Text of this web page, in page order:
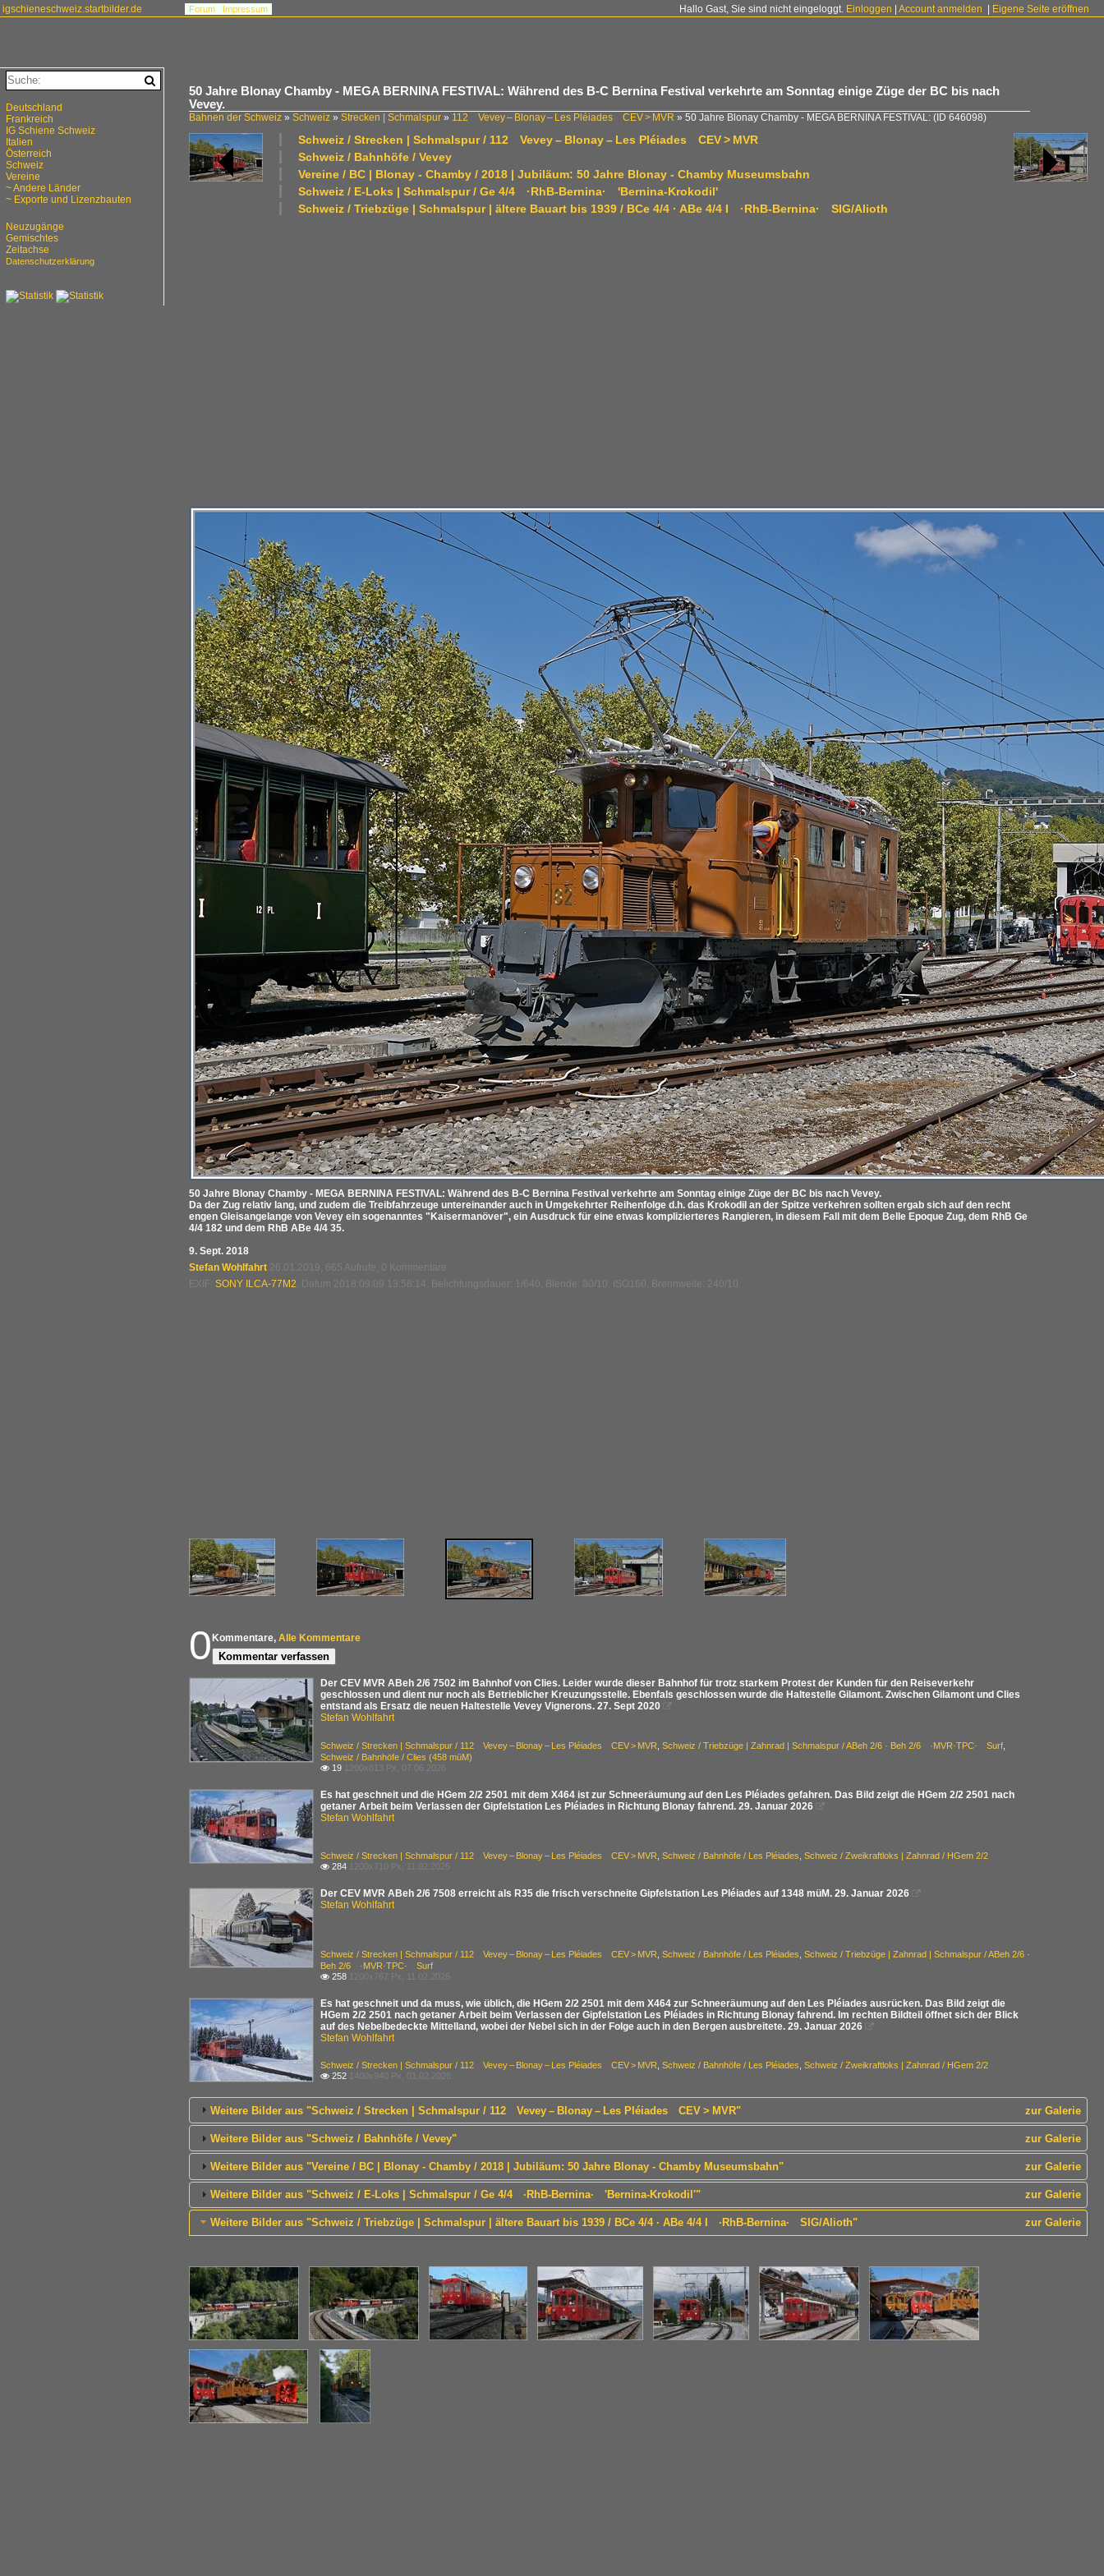
igschieneschweiz.startbilder.de Hallo Gast, Sie sind nicht eingeloggt. Einloggen Account anmelden Eigene Seite eröffnen
Forum Impressum
50 Jahre Blonay Chamby - MEGA BERNINA FESTIVAL: Während des B-C Bernina Festival verkehrte am Sonntag einige Züge der BC bis nach
Vevey.
Bahnen der Schweiz » Schweiz » Strecken | Schmalspur » 112 Vevey – Blonay – Les Pléiades CEV > MVR » 50 Jahre Blonay Chamby - MEGA BERNINA FESTIVAL: (ID 646098)
Schweiz / Strecken | Schmalspur / 112 Vevey – Blonay – Les Pléiades CEV > MVR
Schweiz / Bahnhöfe / Vevey
Vereine / BC | Blonay - Chamby / 2018 | Jubiläum: 50 Jahre Blonay - Chamby Museumsbahn
Schweiz / E-Loks | Schmalspur / Ge 4/4 ·RhB-Bernina· 'Bernina-Krokodil'
Schweiz / Triebzüge | Schmalspur | ältere Bauart bis 1939 / BCe 4/4 · ABe 4/4 I ·RhB-Bernina· SIG/Alioth
50 Jahre Blonay Chamby - MEGA BERNINA FESTIVAL: Während des B-C Bernina Festival verkehrte am Sonntag einige Züge der BC bis nach Vevey.
Da der Zug relativ lang, und zudem die Treibfahrzeuge untereinander auch in Umgekehrter Reihenfolge d.h. das Krokodil an der Spitze verkehren sollten ergab sich auf den recht
engen Gleisangelange von Vevey ein sogenanntes "Kaisermanöver", ein Ausdruck für eine etwas komplizierteres Rangieren, in diesem Fall mit dem Belle Epoque Zug, dem RhB Ge
4/4 182 und dem RhB ABe 4/4 35.
9. Sept. 2018
Stefan Wohlfahrt 26.01.2019, 665 Aufrufe, 0 Kommentare
EXIF: SONY ILCA-77M2 , Datum 2018:09:09 13:58:14, Belichtungsdauer: 1/640, Blende: 80/10, ISO160, Brennweite: 240/10
0 Kommentare, Alle Kommentare
Kommentar verfassen
Der CEV MVR ABeh 2/6 7502 im Bahnhof von Clies. Leider wurde dieser Bahnhof für trotz starkem Protest der Kunden für den Reiseverkehr
geschlossen und dient nur noch als Betrieblicher Kreuzungsstelle. Ebenfals geschlossen wurde die Haltestelle Gilamont. Zwischen Gilamont und Clies
entstand als Ersatz die neuen Haltestelle Vevey Vignerons. 27. Sept 2020

Stefan Wohlfahrt
Schweiz / Strecken | Schmalspur / 112 Vevey – Blonay – Les Pléiades CEV > MVR Schweiz / Triebzüge | Zahnrad | Schmalspur / ABeh 2/6 · Beh 2/6 ·MVR·TPC· Surf
Schweiz / Bahnhöfe / Clies (458 müM)
 19 1200x813 Px, 07.06.2026
Es hat geschneit und die HGem 2/2 2501 mit dem X464 ist zur Schneeräumung auf den Les Pléiades gefahren. Das Bild zeigt die HGem 2/2 2501 nach
getaner Arbeit beim Verlassen der Gipfelstation Les Pléiades in Richtung Blonay fahrend. 29. Januar 2026

Stefan Wohlfahrt
Schweiz / Strecken | Schmalspur / 112 Vevey – Blonay – Les Pléiades CEV > MVR Schweiz / Bahnhöfe / Les Pléiades Schweiz / Zweikraftloks | Zahnrad / HGem 2/2
 284 1200x710 Px, 11.02.2026
Der CEV MVR ABeh 2/6 7508 erreicht als R35 die frisch verschneite Gipfelstation Les Pléiades auf 1348 müM. 29. Januar 2026 
Stefan Wohlfahrt
Schweiz / Strecken | Schmalspur / 112 Vevey – Blonay – Les Pléiades CEV > MVR Schweiz / Bahnhöfe / Les Pléiades Schweiz / Triebzüge | Zahnrad | Schmalspur / ABeh 2/6 ·
Beh 2/6 ·MVR·TPC· Surf
 258 1200x767 Px, 11.02.2026
Es hat geschneit und da muss, wie üblich, die HGem 2/2 2501 mit dem X464 zur Schneeräumung auf den Les Pléiades ausrücken. Das Bild zeigt die
HGem 2/2 2501 nach getaner Arbeit beim Verlassen der Gipfelstation Les Pléiades in Richtung Blonay fahrend. Im rechten Bildteil öffnet sich der Blick
auf des Nebelbedeckte Mittelland, wobei der Nebel sich in der Folge auch in den Bergen ausbreitete. 29. Januar 2026

Stefan Wohlfahrt
Schweiz / Strecken | Schmalspur / 112 Vevey – Blonay – Les Pléiades CEV > MVR Schweiz / Bahnhöfe / Les Pléiades Schweiz / Zweikraftloks | Zahnrad / HGem 2/2
 252 1400x940 Px, 01.02.2026
zur Galerie
Weitere Bilder aus "Schweiz / Strecken | Schmalspur / 112 Vevey – Blonay – Les Pléiades CEV > MVR"
zur Galerie
Weitere Bilder aus "Schweiz / Bahnhöfe / Vevey"
zur Galerie
Weitere Bilder aus "Vereine / BC | Blonay - Chamby / 2018 | Jubiläum: 50 Jahre Blonay - Chamby Museumsbahn"
zur Galerie
Weitere Bilder aus "Schweiz / E-Loks | Schmalspur / Ge 4/4 ·RhB-Bernina· 'Bernina-Krokodil'"
zur Galerie
Weitere Bilder aus "Schweiz / Triebzüge | Schmalspur | ältere Bauart bis 1939 / BCe 4/4 · ABe 4/4 I ·RhB-Bernina· SIG/Alioth"
Deutschland
Frankreich
IG Schiene Schweiz
Italien
Österreich
Schweiz
Vereine
~ Andere Länder
~ Exporte und Lizenzbauten
Neuzugänge
Gemischtes
Zeitachse
Datenschutzerklärung